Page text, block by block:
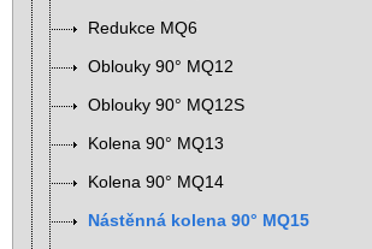
Redukce MQ6
Oblouky 90° MQ12
Oblouky 90° MQ12S
Kolena 90° MQ13
Kolena 90° MQ14
Nástěnná kolena 90° MQ15